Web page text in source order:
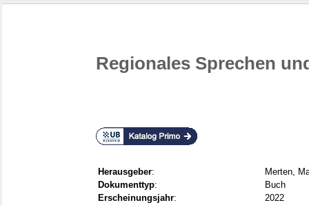
Regionales Sprechen
Herausgeber:
Merten,
Dokumenttyp:
Buch
Erscheinungsjahr:
2022